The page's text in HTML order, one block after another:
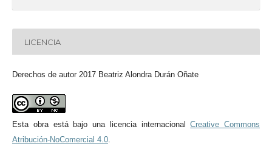
LICENCIA
Derechos de autor 2017 Beatriz Alondra Durán Oñate
Esta obra está bajo una licencia internacionalCreative Commons
Atribución-NoComercial 4.0.